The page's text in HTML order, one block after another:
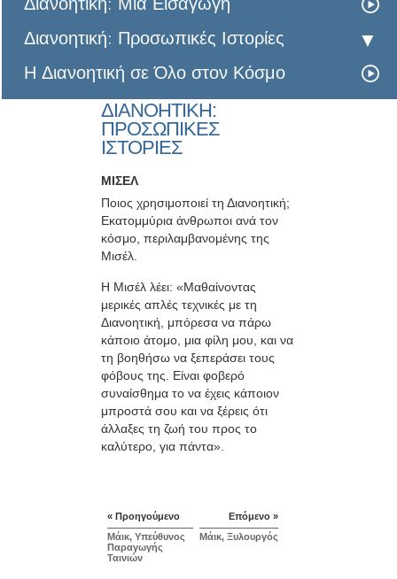
Διανοητική: Προσωπικές Ιστορίες
Η Διανοητική σε Όλο στον Κόσμο
ΔΙΑΝΟΗΤΙΚΗ:
ΠΡΟΣΩΠΙΚΕΣ
ΙΣΤΟΡΙΕΣ
ΜΙΣΕΛ
Ποιος χρησιμοποιεί τη Διανοητική;
Εκατομμύρια άνθρωποι ανά τον
κόσμο, περιλαμβανομένης της
Μισέλ.
Η Μισέλ λέει: «Μαθαίνοντας
μερικές απλές τεχνικές με τη
Διανοητική, μπόρεσα να πάρω
κάποιο άτομο, μια φίλη μου, και να
τη βοηθήσω να ξεπεράσει τους
φόβους της. Είναι φοβερό
συναίσθημα το να έχεις κάποιον
μπροστά σου και να ξέρεις ότι
άλλαξες τη ζωή του προς το
καλύτερο, για πάντα».
« Προηγούμενο
Μάικ, Υπεύθυνος
Παραγωγής
Ταινιών
Επόμενο »
Μάικ, Ξυλουργός